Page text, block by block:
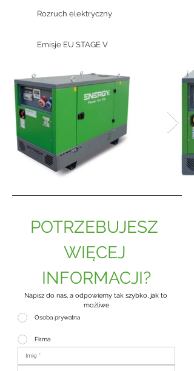
Rozruch elektryczny
Emisje EU STAGE V
POTRZEBUJESZ
WIĘCEJ
INFORMACJI?
Napisz do nas, a odpowiemy tak szybko, jak to
możliwe
Osoba prywatna
Firma